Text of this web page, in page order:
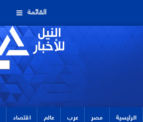
القائمة
الرئيسية مصر عرب عالم اقتصاد